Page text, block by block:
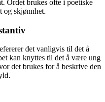
Ordet brukes ofte i poetiske
og skjønnhet.
det vanligvis til det å
kan knyttes til det å være ung
det brukes for å beskrive den